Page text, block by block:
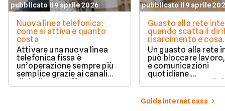
pubblicato il 9 aprile 2026
Nuova linea telefonica:
come si attiva e quanto
costa
Attivare una nuova linea
telefonica fissa è
un’operazione sempre più
semplice grazie ai canali
digitali e alle offerte
integrate con internet casa.
pubblicato il 9 aprile
Guasto alla rete
quando scatta il
risarcimento e cosa
prevede la legge
Un guasto alla rete
può bloccare
e comunicazioni
quotidiane.
Fortunatamente, la
prevede strumenti
per ottenere un
risarcimento in
Guide internet casa